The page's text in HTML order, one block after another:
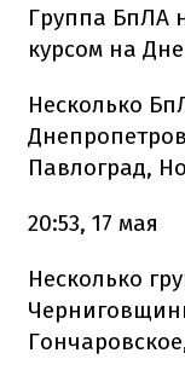
Группа БпЛА
курсом на
Несколько
Павлоград,
20:53, 17 мая
Несколько